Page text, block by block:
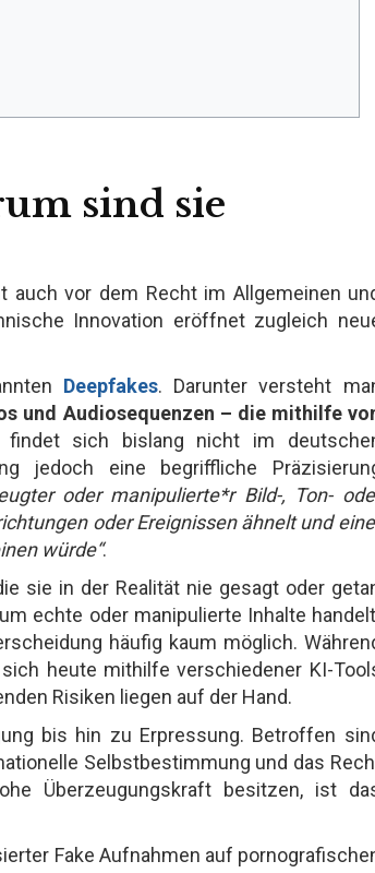
sind sie
auch vor dem Recht im Allgemeinen
Innovation eröffnet zugleich
Deepfakes. Darunter versteht
und Audiosequenzen – die mithilfe
findet sich bislang nicht im
jedoch eine begriffliche
oder manipulierte*r Bild-, Ton-
oder Ereignissen ähnelt und
würde“.
sie in der Realität nie gesagt oder
echte oder manipulierte Inhalte
häufig kaum möglich.
heute mithilfe verschiedener KI-
Risiken liegen auf der Hand.
bis hin zu Erpressung. Betroffen
Selbstbestimmung und das
Überzeugungskraft besitzen, ist
Fake Aufnahmen auf